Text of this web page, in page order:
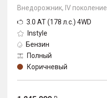
Внедорожник, IV поколение
3.0 AT (178 л.с.) 4WD
Instyle
Бензин
Полный
Коричневый